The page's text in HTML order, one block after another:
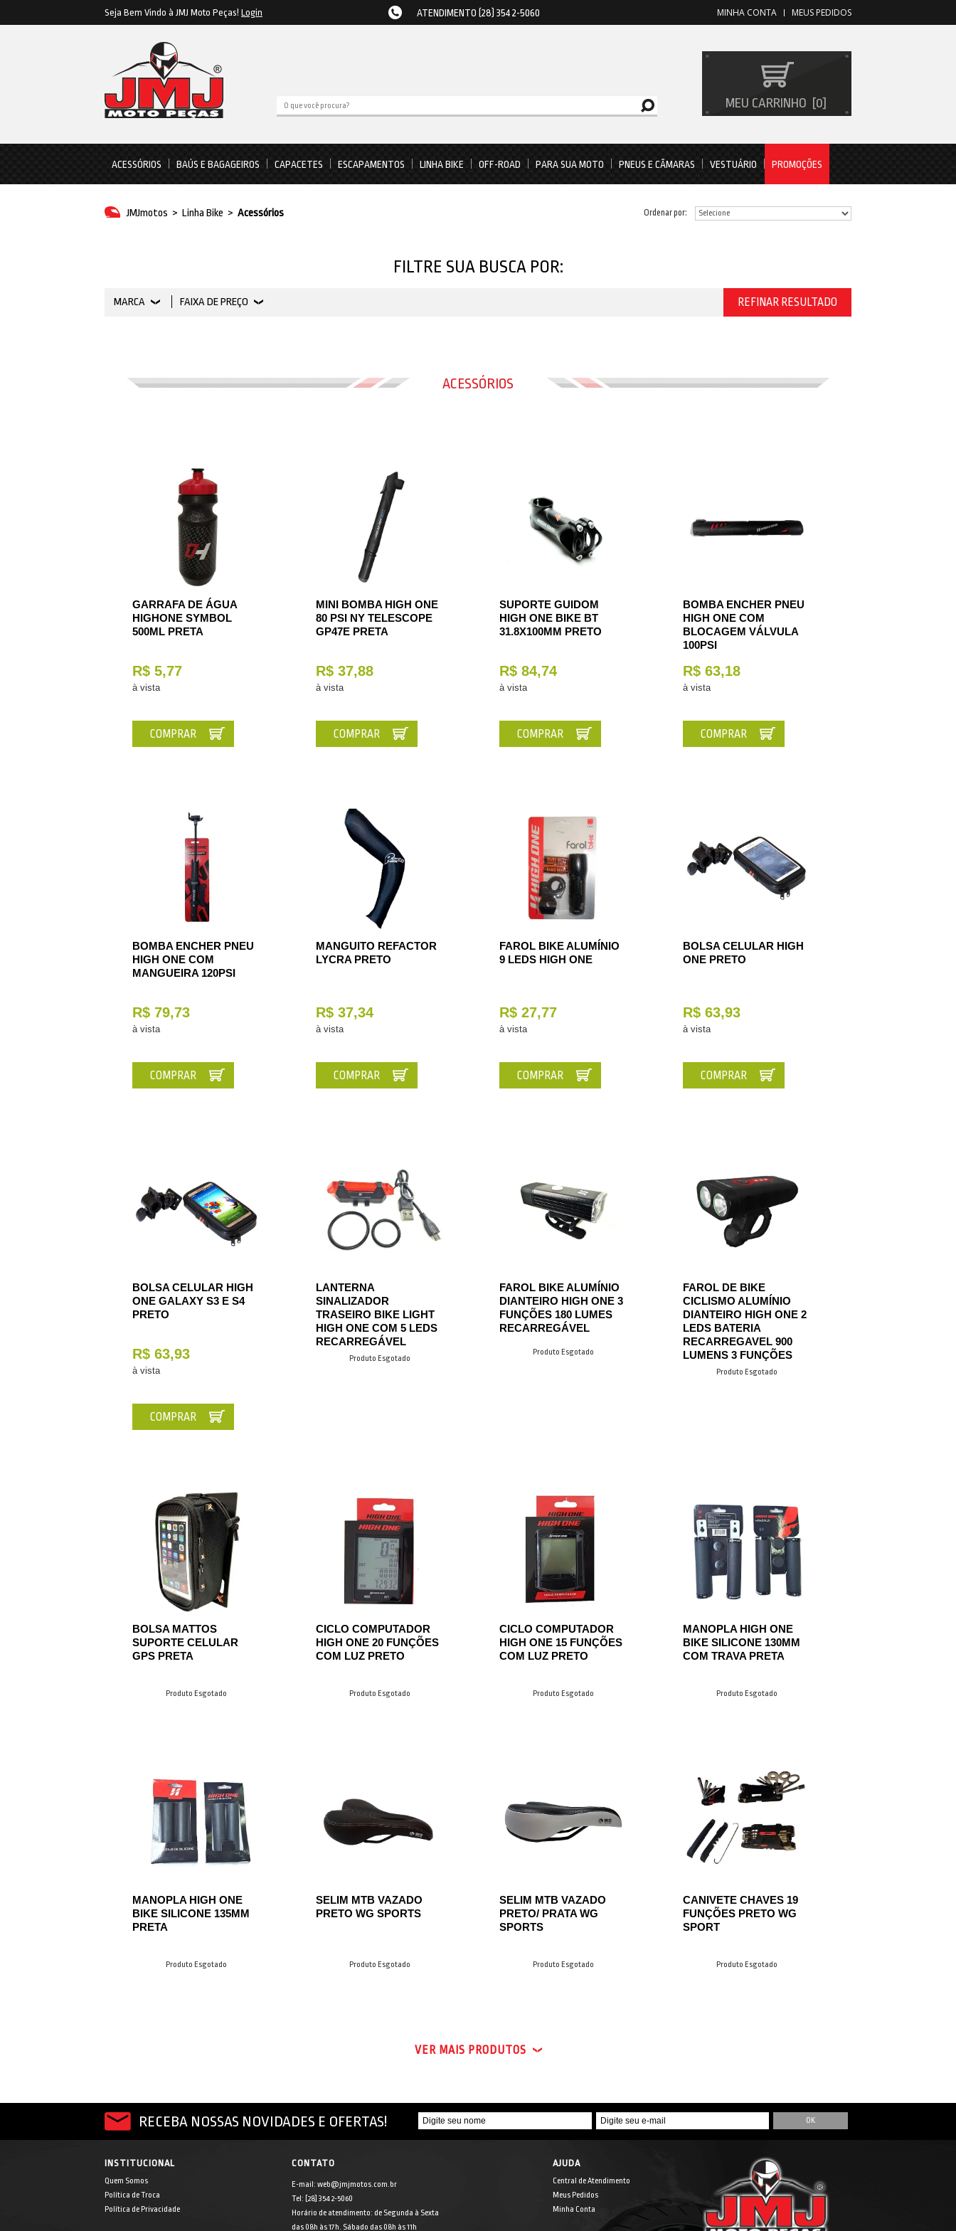
Seja Bem Vindo à JMJ Moto Peças! Login ATENDIMENTO (28) 3542-5060 MEUS PEDIDOS
MINHA CONTA
MEU CARRINHO 0
ACESSÓRIOS BAÚS E BAGAGEIROS CAPACETES ESCAPAMENTOS LINHA BIKE OFF-ROAD PARA SUA MOTO PNEUS E CÂMARAS VESTUÁRIO PROMOÇÕES
JMJmotos > Linha Bike > Acessórios
FILTRE SUA BUSCA POR:
REFINAR RESULTADO
MARCA FAIXA DE PREÇO
ACESSÓRIOS
Ordenar por:
GARRAFA DE ÁGUA
HIGHONE SYMBOL
500ML PRETA
R$ 5,77
à vista
COMPRAR
MINI BOMBA HIGH ONE
80 PSI NY TELESCOPE
GP47E PRETA
R$ 37,88
à vista
COMPRAR
SUPORTE GUIDOM
HIGH ONE BIKE BT
31.8X100MM PRETO
R$ 84,74
à vista
COMPRAR
BOMBA ENCHER PNEU
HIGH ONE COM
BLOCAGEM VÁLVULA
100PSI
R$ 63,18
à vista
COMPRAR
BOMBA ENCHER PNEU
HIGH ONE COM
MANGUEIRA 120PSI
R$ 79,73
à vista
COMPRAR
MANGUITO REFACTOR
LYCRA PRETO
R$ 37,34
à vista
COMPRAR
FAROL BIKE ALUMÍNIO
9 LEDS HIGH ONE
R$ 27,77
à vista
COMPRAR
BOLSA CELULAR HIGH
ONE PRETO
R$ 63,93
à vista
COMPRAR
BOLSA CELULAR HIGH
ONE GALAXY S3 E S4
PRETO
R$ 63,93
à vista
COMPRAR
LANTERNA
SINALIZADOR
TRASEIRO BIKE LIGHT
HIGH ONE COM 5 LEDS
RECARREGÁVEL
Produto Esgotado
FAROL BIKE ALUMÍNIO
DIANTEIRO HIGH ONE 3
FUNÇÕES 180 LUMES
RECARREGÁVEL
Produto Esgotado
FAROL DE BIKE
CICLISMO ALUMÍNIO
DIANTEIRO HIGH ONE 2
LEDS BATERIA
RECARREGAVEL 900
LUMENS 3 FUNÇÕES
Produto Esgotado
BOLSA MATTOS
SUPORTE CELULAR
GPS PRETA
Produto Esgotado
CICLO COMPUTADOR
HIGH ONE 20 FUNÇÕES
COM LUZ PRETO
Produto Esgotado
CICLO COMPUTADOR
HIGH ONE 15 FUNÇÕES
COM LUZ PRETO
Produto Esgotado
MANOPLA HIGH ONE
BIKE SILICONE 130MM
COM TRAVA PRETA
Produto Esgotado
MANOPLA HIGH ONE
BIKE SILICONE 135MM
PRETA
Produto Esgotado
SELIM MTB VAZADO
PRETO WG SPORTS
Produto Esgotado
SELIM MTB VAZADO
PRETO/ PRATA WG
SPORTS
Produto Esgotado
CANIVETE CHAVES 19
FUNÇÕES PRETO WG
SPORT
Produto Esgotado
VER MAIS PRODUTOS
RECEBA NOSSAS NOVIDADES E OFERTAS!
INSTITUCIONAL
Quem Somos
Política de Troca
Política de Privacidade
CONTATO
E-mail: web@jmjmotos.com.br
Tel: [28] 3542-5060
Horário de atendimento: de Segunda à Sexta
das 08h às 17h. Sábado das 08h às 11h
AJUDA
Central de Atendimento
Meus Pedidos
Minha Conta